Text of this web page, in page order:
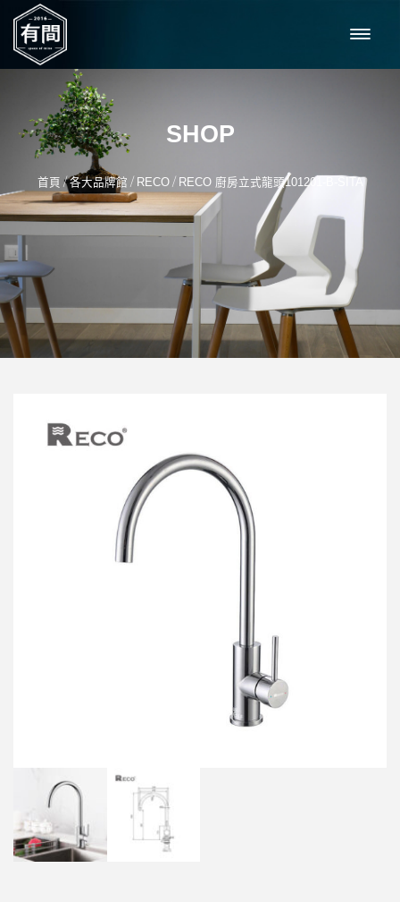
SHOP
首頁 /各大品牌館 / RECO/ RECO 廚房立式龍頭101201-B-SITA